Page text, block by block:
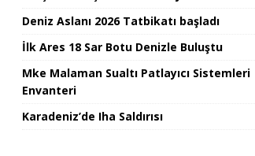
Deniz Aslanı 2026 Tatbikatı başladı
İlk Ares 18 Sar Botu Denizle Buluştu
Mke Malaman Sualtı Patlayıcı Sistemleri
Envanteri
Karadeniz’de Iha Saldırısı